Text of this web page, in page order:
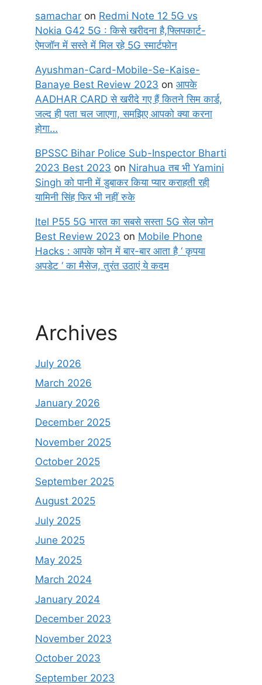
samachar on Redmi Note 12 5G vs
Nokia G42 5G : किसे खरीदना है,फ्लिपकार्ट-
ऐमजॉन में सस्ते में मिल रहे 5G स्मार्टफोन
Ayushman-Card-Mobile-Se-Kaise-
Banaye Best Review 2023 on आपके
AADHAR CARD से खरीदे गए हैं कितने सिम कार्ड,
जल्द ही पता चल जाएगा, समझिए आपको क्या करना
होगा…
BPSSC Bihar Police Sub-Inspector Bharti
2023 Best 2023 on Nirahua तब भी Yamini
Singh को पानी में डुबाकर किया प्यार कराहती रही
यामिनी सिंह फिर भी नहीं रुके
Itel P55 5G भारत का सबसे सस्ता 5G सेल फोन
Best Review 2023 on Mobile Phone
Hacks : आपके फोन में बार-बार आता है ‘ कृपया
अपडेट ‘ का मैसेज, तुरंत उठाएं ये कदम
Archives
July 2026
March 2026
January 2026
December 2025
November 2025
October 2025
September 2025
August 2025
July 2025
June 2025
May 2025
March 2024
January 2024
December 2023
November 2023
October 2023
September 2023